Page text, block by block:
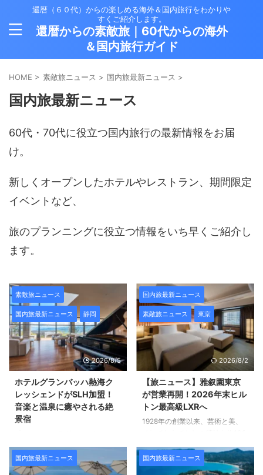
還暦（６０代）からの楽しめる海外＆国内旅行をわかりや
すくご紹介します。
還暦からの素敵旅｜60代からの海外
＆国内旅行ガイド
HOME > 素敵旅ニュース > 国内旅最新ニュース >
国内旅最新ニュース
60代・70代に役立つ国内旅行の最新情報をお届
け。
新しくオープンしたホテルやレストラン、期間限定
イベントなど、
旅のプランニングに役立つ情報をいち早くご紹介し
ます。
素敵旅ニュース
国内旅最新ニュース 静岡
2026/8/5
ホテルグランバッハ熱海ク
レッシェンドがSLH加盟！
音楽と温泉に癒やされる絶
景宿
テルズ・オブ・ザ・ワールド
（SLH）」をご存じですか。
SLHは、世界100カ国以上、700
国内旅最新ニュース
素敵旅ニュース 東京
2026/8/2
【旅ニュース】雅叙園東京
が営業再開！2026年末ヒル
トン最高級LXRへ
1928年の創業以来、芸術と美、
年間にわたって受け継ぐ 「ホテ
ル雅叙園東京」。 空間を彩るの
は、趣あふれるさまざまな美術工
国内旅最新ニュース 国内旅最新ニュース